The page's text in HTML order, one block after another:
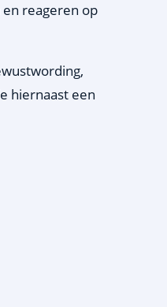
reageren op
hiernaast een